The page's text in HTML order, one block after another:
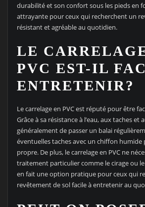
durabilité et son confort sous les pieds en
attrayante pour ceux qui recherchent un
résistant et agréable au quotidien.
LE
PVC EST-IL
ENTRETENIR?
Le carrelage en PVC est réputé pour être
Grâce à sa résistance à l’eau, aux taches et
généralement de passer un balai
éventuelles taches avec un chiffon humide
propre. De plus, le carrelage en PVC ne
traitement particulier comme le cirage ou
en fait une option pratique pour ceux qui
revêtement de sol facile à entretenir au